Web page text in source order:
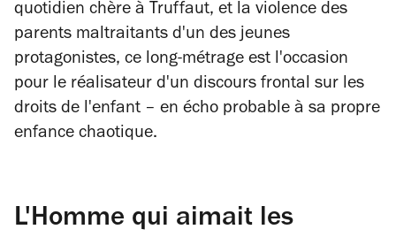
quotidien chère à Truffaut, et la violence des
parents maltraitants d'un des jeunes
protagonistes, ce long-métrage est l'occasion
pour le réalisateur d'un discours frontal sur les
droits de l'enfant – en écho probable à sa propre
enfance chaotique.
L'Homme qui aimait les